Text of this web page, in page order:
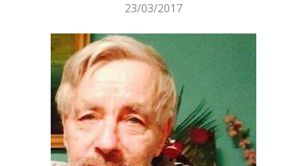
23/03/2017